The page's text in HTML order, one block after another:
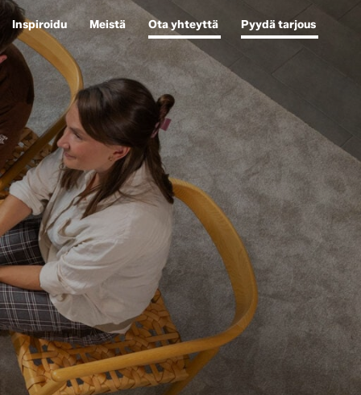
Inspiroidu Meistä Ota yhteyttä Pyydä tarjous